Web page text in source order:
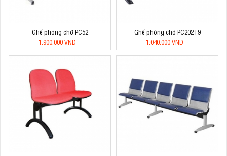
Ghế phòng chờ PC52
1.900.000 VNĐ
Ghế phòng chờ PC202T9
1.040.000 VNĐ